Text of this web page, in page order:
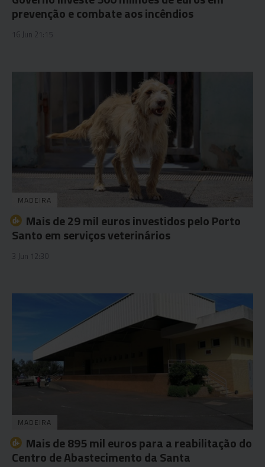
prevenção e combate aos incêndios
16 Jun 21:15
MADEIRA
Mais de 29 mil euros investidos pelo Porto
Santo em serviços veterinários
3 Jun 12:30
MADEIRA
Mais de 895 mil euros para a reabilitação do
Centro de Abastecimento da Santa